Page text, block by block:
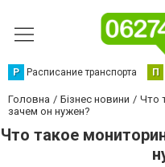
Р Расписание транспорта П
Головна Бізнес новини
Что
зачем он нужен?
Что такое